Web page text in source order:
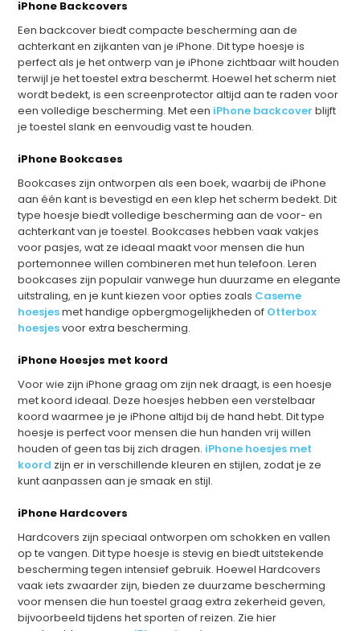
iPhone Backcovers
Een backcover biedt compacte bescherming aan de
achterkant en zijkanten van je iPhone. Dit type hoesje is
perfect als je het ontwerp van je iPhone zichtbaar wilt houden
terwijl je het toestel extra beschermt. Hoewel het scherm niet
wordt bedekt, is een screenprotector altijd aan te raden voor
een volledige bescherming. Met een iPhone backcover blijft
je toestel slank en eenvoudig vast te houden.
iPhone Bookcases
Bookcases zijn ontworpen als een boek, waarbij de iPhone
aan één kant is bevestigd en een klep het scherm bedekt. Dit
type hoesje biedt volledige bescherming aan de voor- en
achterkant van je toestel. Bookcases hebben vaak vakjes
voor pasjes, wat ze ideaal maakt voor mensen die hun
portemonnee willen combineren met hun telefoon. Leren
bookcases zijn populair vanwege hun duurzame en elegante
uitstraling, en je kunt kiezen voor opties zoals Caseme
hoesjesmet handige opbergmogelijkheden of Otterbox
hoesjesvoor extra bescherming.
iPhone Hoesjes met koord
Voor wie zijn iPhone graag om zijn nek draagt, is een hoesje
met koord ideaal. Deze hoesjes hebben een verstelbaar
koord waarmee je je iPhone altijd bij de hand hebt. Dit type
hoesje is perfect voor mensen die hun handen vrij willen
houden of geen tas bij zich dragen. iPhone hoesjes met
koord zijn er in verschillende kleuren en stijlen, zodat je ze
kunt aanpassen aan je smaak en stijl.
iPhone Hardcovers
Hardcovers zijn speciaal ontworpen om schokken en vallen
op te vangen. Dit type hoesje is stevig en biedt uitstekende
bescherming tegen intensief gebruik. Hoewel Hardcovers
vaak iets zwaarder zijn, bieden ze duurzame bescherming
voor mensen die hun toestel graag extra zekerheid geven,
bijvoorbeeld tijdens het sporten of reizen. Zie hier